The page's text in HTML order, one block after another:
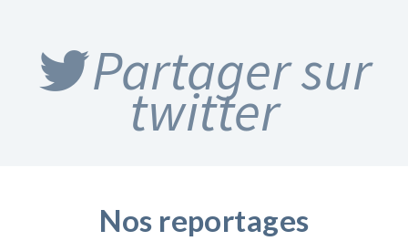
Partager sur
twitter
Nos reportages